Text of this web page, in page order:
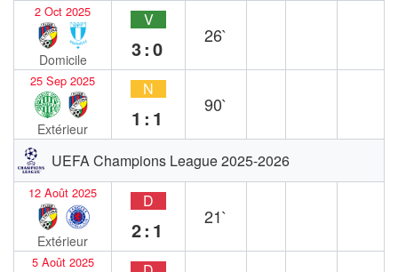
2 Oct 2025
Domicile
V
3:0
26`
25 Sep 2025
Extérieur
N
1:1
90`
UEFA Champions League 2025-2026
12 Août 2025
Extérieur
D
2:1
21`
5 Août 2025